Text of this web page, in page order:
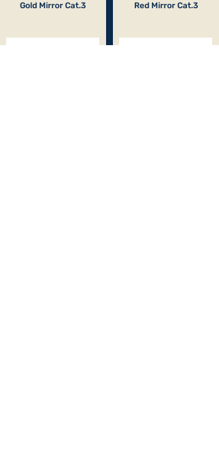
Gold Mirror Cat.3
Red Mirror Cat.3